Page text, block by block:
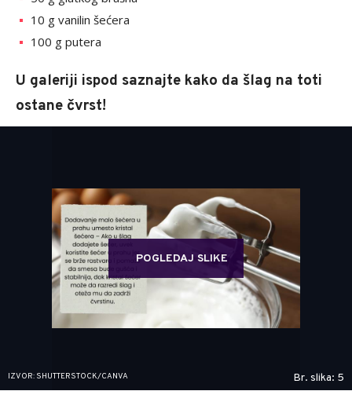
10 g vanilin šećera
100 g putera
U galeriji ispod saznajte kako da šlag na toti
ostane čvrst!
POGLEDAJ SLIKE
IZVOR: SHUTTERSTOCK/CANVA Br. slika: 5